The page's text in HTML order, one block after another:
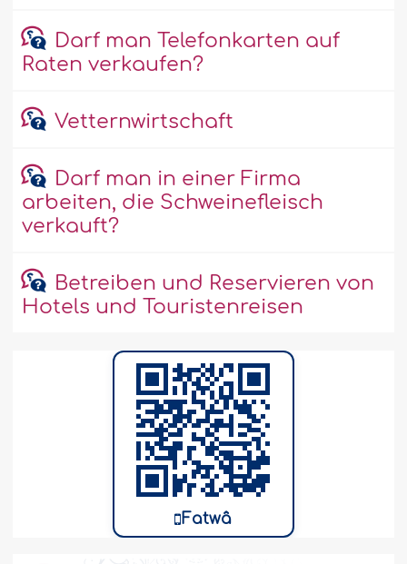
Darf man Telefonkarten auf
Raten verkaufen?
Vetternwirtschaft
Darf man in einer Firma
arbeiten, die Schweinefleisch
verkauft?
Betreiben und Reservieren von
Hotels und Touristenreisen
Fatwâ